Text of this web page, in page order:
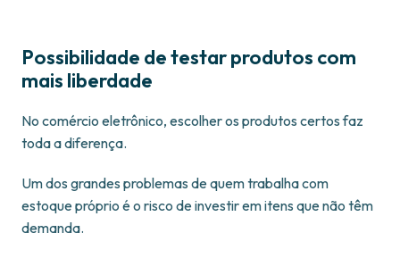
Possibilidade de testar produtos com
mais liberdade
No comércio eletrônico, escolher os produtos certos faz
toda a diferença.
Um dos grandes problemas de quem trabalha com
estoque próprio é o risco de investir em itens que não têm
demanda.